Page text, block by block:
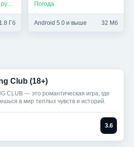
Гонки / Симуляторы / На русском
1.8 Гб
Погода
Android 5.0 и выше 32 Мб
Club (18+)
CLUB — это романтическая игра, где
в мир теплых чувств и историй.
3.6